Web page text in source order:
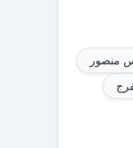
منصور